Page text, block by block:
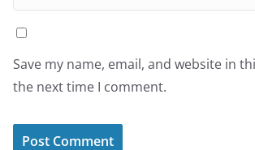
Save my name, email, and website in
the next time I comment.